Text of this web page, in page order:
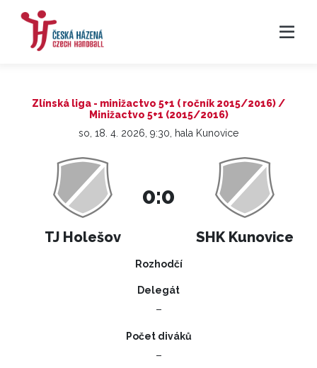
Zlínská liga - minižactvo 5+1 ( ročník 2015/2016) /
Minižactvo 5+1 (2015/2016)
so, 18. 4. 2026, 9:30, hala Kunovice
TJ Holešov
0:0
SHK Kunovice
Rozhodčí
Delegát
–
Počet diváků
–